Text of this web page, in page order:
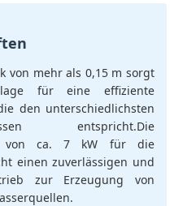
von mehr als 0,15 m sorgt
für eine effiziente
den unterschiedlichsten
entspricht.Die
von ca. 7 kW für die
einen zuverlässigen und
zur Erzeugung von